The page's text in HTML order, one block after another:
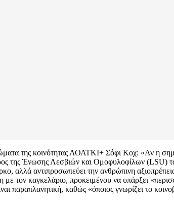
της κοινότητας ΛΟΑΤΚΙ+ Σόφι Κοχ: «Αν η
της Ένωσης Λεσβιών και Ομοφυλοφίλων (LSU)
αλλά αντιπροσωπεύει την ανθρώπινη
με τον καγκελάριο, προκειμένου να υπάρξει
καθώς «όποιος γνωρίζει το